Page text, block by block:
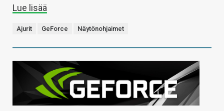
Lue lisää
Ajurit GeForce Näytönohjaimet